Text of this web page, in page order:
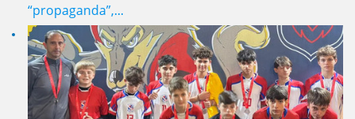
“propaganda”,...